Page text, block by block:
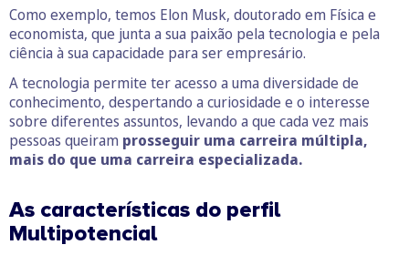
Como exemplo, temos Elon Musk, doutorado em Física e
economista, que junta a sua paixão pela tecnologia e pela
ciência à sua capacidade para ser empresário.
A tecnologia permite ter acesso a uma diversidade de
conhecimento, despertando a curiosidade e o interesse
sobre diferentes assuntos, levando a que cada vez mais
pessoas queiram prosseguir uma carreira múltipla,
mais do que uma carreira especializada.
As características do perfil
Multipotencial